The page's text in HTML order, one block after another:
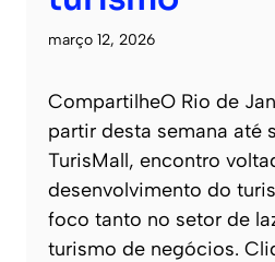
março 12, 2026
CompartilheO Rio de
partir desta semana até
TurisMall, encontro
desenvolvimento do
foco tanto no setor de
turismo de negócios.